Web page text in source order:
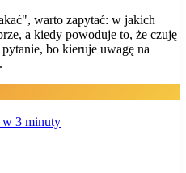
warto zapytać: w jakich
a kiedy powoduje to, że czuję
bo kieruje uwagę na
w 3 minuty